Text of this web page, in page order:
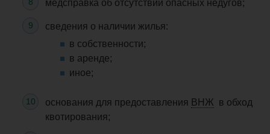
медсправка об отсутствии опасных недугов;
сведения о наличии жилья:
в собственности;
в аренде;
иное;
основания для предоставления ВНЖ в обход
квотирования;